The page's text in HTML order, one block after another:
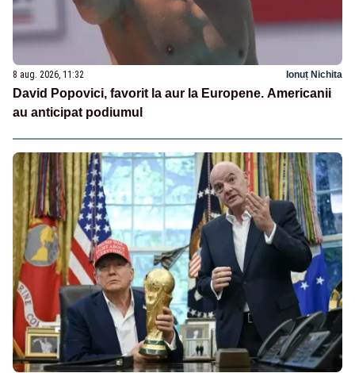
8 aug. 2026, 11:32 Ionuț Nichita
David Popovici, favorit la aur la Europene. Americanii
au anticipat podiumul